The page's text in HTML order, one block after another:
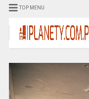
TOP MENU